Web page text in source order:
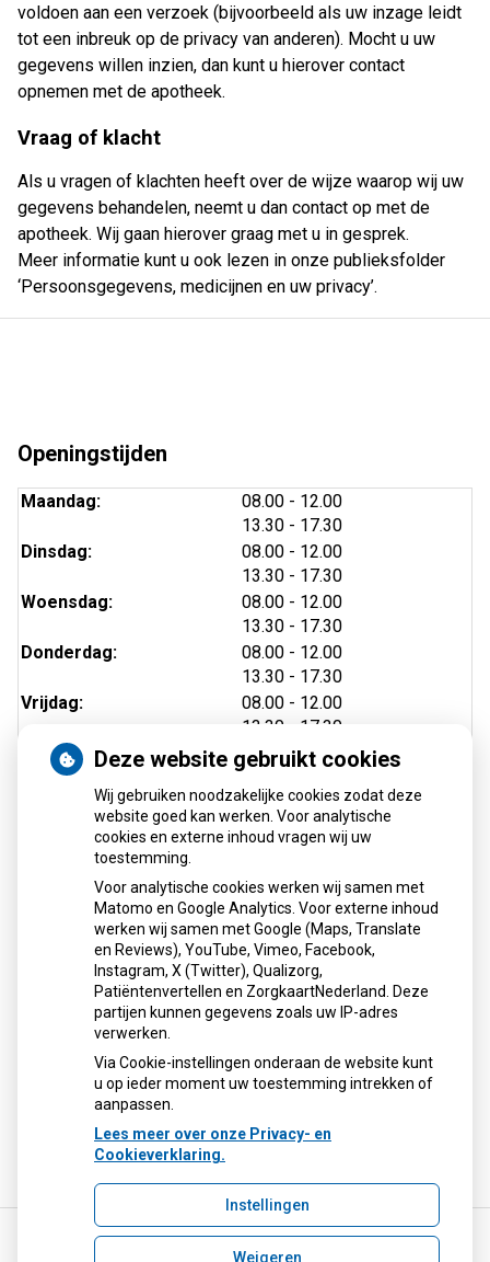
voldoen aan een verzoek (bijvoorbeeld als uw inzage leidt
tot een inbreuk op de privacy van anderen). Mocht u uw
gegevens willen inzien, dan kunt u hierover contact
opnemen met de apotheek.
Vraag of klacht
Als u vragen of klachten heeft over de wijze waarop wij uw
gegevens behandelen, neemt u dan contact op met de
apotheek. Wij gaan hierover graag met u in gesprek.
Meer informatie kunt u ook lezen in onze publieksfolder
‘Persoonsgegevens, medicijnen en uw privacy’.
Openingstijden
Maandag: 08.00 tot
- 12.00
13.30 tot
- 17.30
Dinsdag:
08.00 tot
- 12.00
13.30 tot
- 17.30
Woensdag:
08.00 tot
- 12.00
13.30 tot
- 17.30
Donderdag:
08.00 tot
- 12.00
13.30 tot
- 17.30
Vrijdag:
08.00 tot
- 12.00
13.30
tot
- 17.30
Herhaalrecepten aanvragen
Patiëntenomgeving
Deze website gebruikt cookies
Wij gebruiken noodzakelijke cookies zodat deze
website goed kan werken. Voor analytische
cookies en externe inhoud vragen wij uw
toestemming.
Voor analytische cookies werken wij samen met
Matomo en Google Analytics. Voor externe inhoud
werken wij samen met Google (Maps, Translate
en Reviews), YouTube, Vimeo, Facebook,
Instagram, X (Twitter), Qualizorg,
Patiëntenvertellen en ZorgkaartNederland. Deze
partijen kunnen gegevens zoals uw IP-adres
verwerken.
Via Cookie-instellingen onderaan de website kunt
u op ieder moment uw toestemming intrekken of
aanpassen.
Lees meer over onze Privacy- en
Cookieverklaring.
Instellingen
Weigeren